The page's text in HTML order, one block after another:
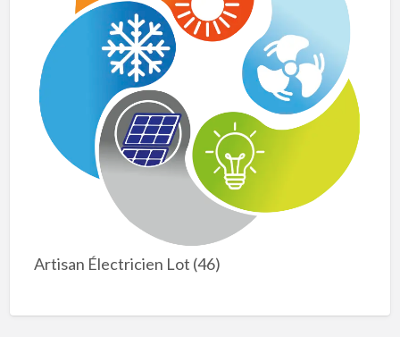
Artisan Électricien Lot (46)